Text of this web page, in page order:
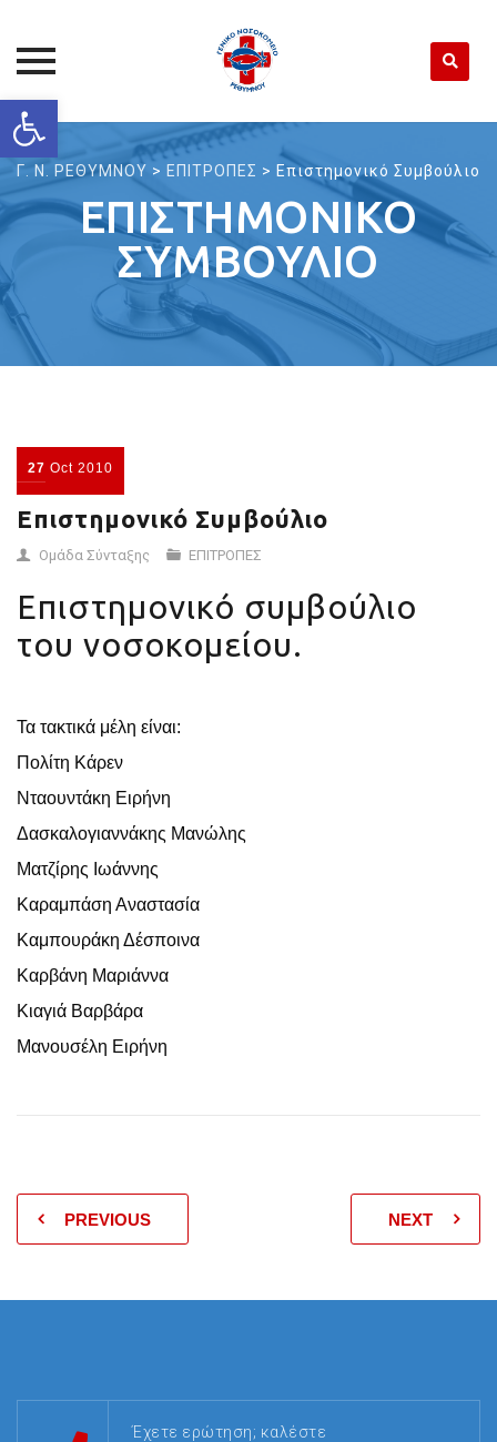
Open toolbar
Skip
to
content
Γ. Ν. ΡΕΘΥΜΝΟΥ > ΕΠΙΤΡΟΠΕΣ > Επιστημονικό Συμβούλιο
ΕΠΙΣΤΗΜΟΝΙΚΌ
ΣΥΜΒΟΎΛΙΟ
27 Oct 2010
Επιστημονικό Συμβούλιο
Ομάδα Σύνταξης ΕΠΙΤΡΟΠΕΣ
Επιστημονικό συμβούλιο
του νοσοκομείου.
Τα τακτικά μέλη είναι:
Πολίτη Κάρεν
Νταουντάκη Ειρήνη
Δασκαλογιαννάκης Μανώλης
Ματζίρης Ιωάννης
Καραμπάση Αναστασία
Καμπουράκη Δέσποινα
Καρβάνη Μαριάννα
Κιαγιά Βαρβάρα
Μανουσέλη Ειρήνη
PREVIOUS NEXT
Έχετε ερώτηση; καλέστε